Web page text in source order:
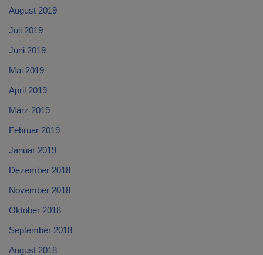
August 2019
Juli 2019
Juni 2019
Mai 2019
April 2019
März 2019
Februar 2019
Januar 2019
Dezember 2018
November 2018
Oktober 2018
September 2018
August 2018